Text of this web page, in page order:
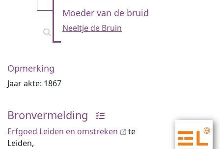
Moeder van de bruid
Neeltje de Bruin
Opmerking
Jaar akte: 1867
Bronvermelding
Erfgoed Leiden en omstreken
te
Leiden,